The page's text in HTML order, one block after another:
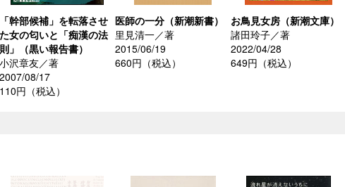
「幹部候補」を転落させ
た女の匂いと「痴漢の法
則」（黒い報告書）
小沢章友／著
2007/08/17
110円（税込）
医師の一分（新潮新書）
里見清一／著
2015/06/19
660円（税込）
お鳥見女房（新潮文庫）
諸田玲子／著
2022/04/28
649円（税込）